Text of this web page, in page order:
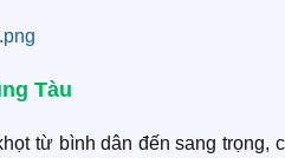
Tàu
từ bình dân đến sang trọng,